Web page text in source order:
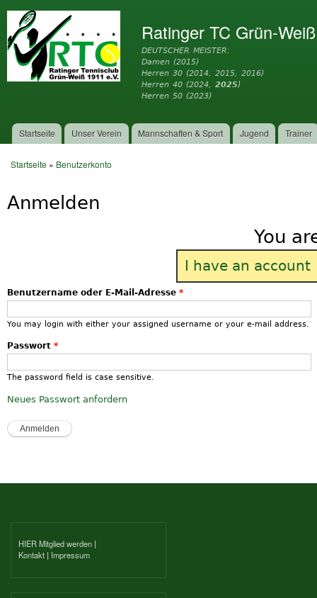
Ratinger TC Grün-
DEUTSCHER MEISTER:
Damen (2015)
Herren 30 (2014, 2015, 2016)
Herren 40 (2024,2025)
Herren 50 (2023)
Hauptmenü
Startseite Unser Verein Mannschaften & Sport Jugend Trainer
Startseite » Benutzerkonto
Anmelden
You
I have an account
Benutzername oder E-Mail-Adresse *
You may login with either your assigned username or your e-mail address.
Passwort *
The password field is case sensitive.
Neues Passwort anfordern
HIER Mitglied werden |
Kontakt | Impressum